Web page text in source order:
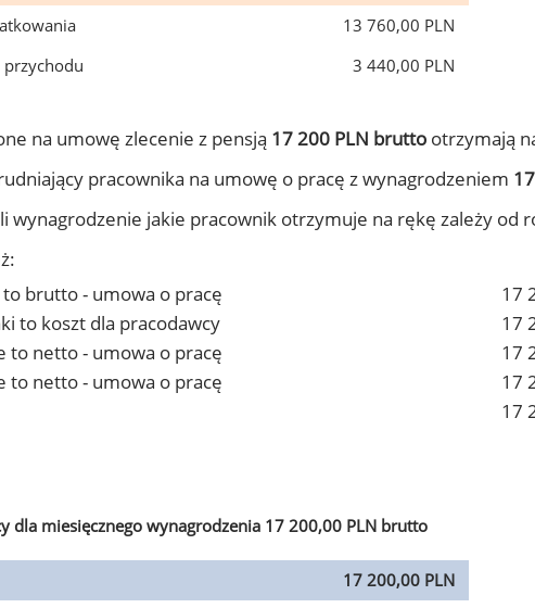
13 760,00 PLN
przychodu
3 440,00 PLN
na umowę zlecenie z pensją 17 200 PLN brutto otrzymają
pracownika na umowę o pracę z wynagrodzeniem
wynagrodzenie jakie pracownik otrzymuje na rękę zależy od
brutto - umowa o pracę
to koszt dla pracodawcy
to netto - umowa o pracę
to netto - umowa o pracę
17
17
17
17
17
dla miesięcznego wynagrodzenia 17 200,00 PLN brutto
17 200,00 PLN